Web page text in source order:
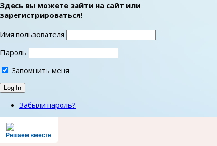
Здесь вы можете зайти на сайт или
зарегистрироваться!
Имя пользователя
Пароль
Запомнить меня
Забыли пароль?
Решаем вместе